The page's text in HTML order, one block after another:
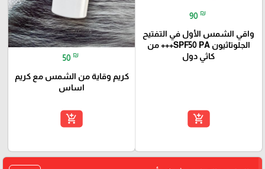
90 ₪
واقي الشمس الأول في التفتيح
الجلوتاثيون SPF50 PA+++ من
كاثي دول
add_shopping_cart
50 ₪
كريم وقاية من الشمس مع كريم
اساس
add_shopping_cart